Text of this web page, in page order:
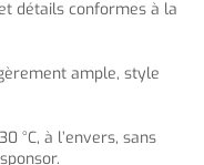
détails conformes à la
ample, style
°C, à l’envers, sans